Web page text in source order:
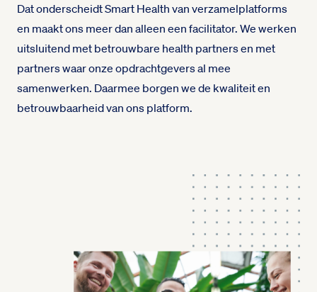
Dat onderscheidt Smart Health van verzamelplatforms
en maakt ons meer dan alleen een facilitator. We werken
uitsluitend met betrouwbare health partners en met
partners waar onze opdrachtgevers al mee
samenwerken. Daarmee borgen we de kwaliteit en
betrouwbaarheid van ons platform.